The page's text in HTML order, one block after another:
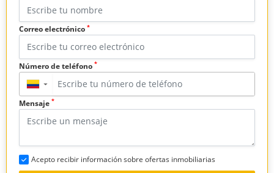
Correo electrónico *
Número de teléfono *
▼
Mensaje *
Acepto recibir información sobre ofertas inmobiliarias